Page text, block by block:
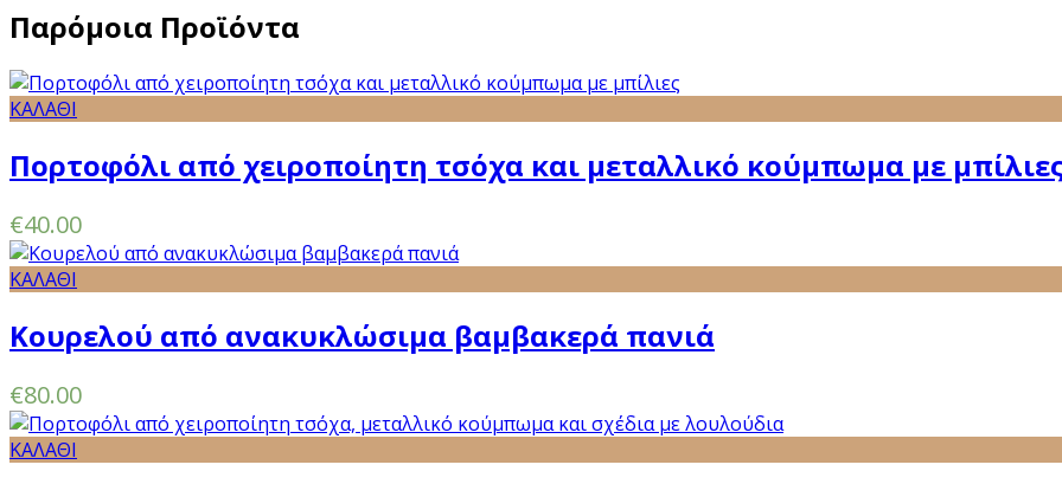
Παρόμοια Προϊόντα
ΚΑΛΑΘΙ
Πορτοφόλι από χειροποίητη τσόχα και μεταλλικό κούμπωμα με
€40.00
ΚΑΛΑΘΙ
Κουρελού από ανακυκλώσιμα βαμβακερά πανιά
€80.00
ΚΑΛΑΘΙ